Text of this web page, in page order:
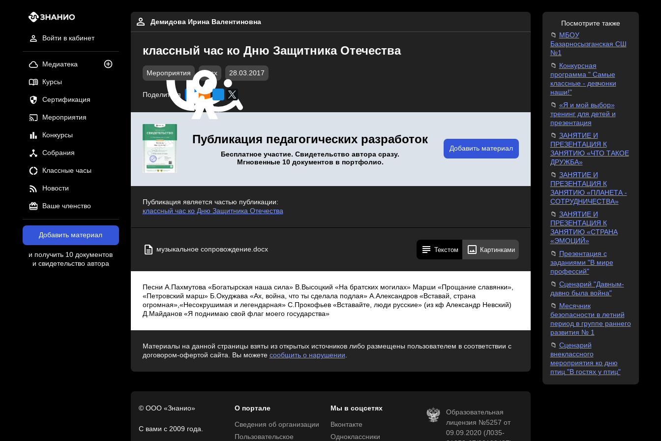
Войти в кабинет
Медиатека
Курсы
Сертификация
Мероприятия
Конкурсы
Собрания
Классные часы
Новости
Ваше членство
Добавить материал
и получить 10 документов
и свидетельство автора
Демидова Ирина Валентиновна
классный час ко Дню Защитника Отечества
Мероприятия docx 28.03.2017
Поделиться
Публикация педагогических разработок
Бесплатное участие. Свидетельство автора сразу.
Мгновенные 10 документов в портфолио.
Добавить материал
Публикация является частью публикации:
классный час ко Дню Защитника Отечества
музыкальное сопровождение.docx Текстом Картинками
Песни А.Пахмутова «Богатырская наша сила» В.Высоцкий «На братских могилах» Марши «Прощание славянки»,
«Петровский марш» Б.Окуджава «Ах, война, что ты сделала подлая» А.Александров «Вставай, страна
огромная»,«Несокрушимая и легендарная» С.Прокофьев «Вставайте, люди русские» (из кф Александр Невский)
Д.Майданов «Я поднимаю свой флаг моего государства»
Материалы на данной страницы взяты из открытых источников либо размещены пользователем в соответствии с
договором-офертой сайта. Вы можете сообщить о нарушении.
© ООО «Знанио»
С вами с 2009 года.
О портале
Сведения об организации
Пользовательское
Мы в соцсетях
Вконтакте
Одноклассники
Образовательная
лицензия №5257 от
09.09.2020 (Л035-
Посмотрите также
МБОУ
Базарносызганская СШ
№1
Конкурсная
программа " Самые
классные - девчонки
наши!"
«Я и мой выбор»
тренинг для детей и
презентация
ЗАНЯТИЕ И
ПРЕЗЕНТАЦИЯ К
ЗАНЯТИЮ «ЧТО ТАКОЕ
ДРУЖБА»
ЗАНЯТИЕ И
ПРЕЗЕНТАЦИЯ К
ЗАНЯТИЮ «ПЛАНЕТА -
СОТРУДНИЧЕСТВА»
ЗАНЯТИЕ И
ПРЕЗЕНТАЦИЯ К
ЗАНЯТИЮ «СТРАНА
«ЭМОЦИЙ»
Презентация с
заданиями "В мире
профессий"
Сценарий "Давным-
давно была война"
Месячник
безопасности в летний
период в группе раннего
развития № 1
Сценарий
внеклассного
мероприятия ко дню
птиц "В гостях у птиц"